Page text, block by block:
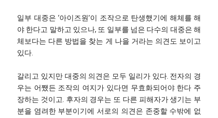
일부 대중은 ‘아이즈원’이 조작으로 탄생했기에 해체를 해
야 한다고 말하고 있으나, 또 일부를 넘은 다수의 대중은 해
체보다는 다른 방법을 찾는 게 나을 거라는 의견도 보이고
있다.
갈리고 있지만 대중의 의견은 모두 일리가 있다. 전자의 경
우는 어쨌든 조작의 여지가 있다면 무효화되어야 한다 주
장하는 것이고. 후자의 경우는 또 다른 피해자가 생기는 부
분을 염려한 부분이기에 서로의 의견은 존중할 수밖에 없